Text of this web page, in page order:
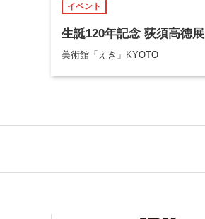
イベント
生誕120年記念 荻須高徳展
美術館「えき」KYOTO